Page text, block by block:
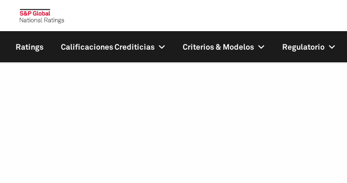
Ratings Calificaciones Crediticias Criterios & Modelos Regulatorio